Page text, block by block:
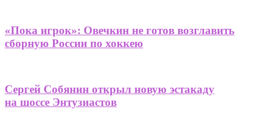
«Пока игрок»: Овечкин не готов возглавить
сборную России по хоккею
Сергей Собянин открыл новую эстакаду
на шоссе Энтузиастов